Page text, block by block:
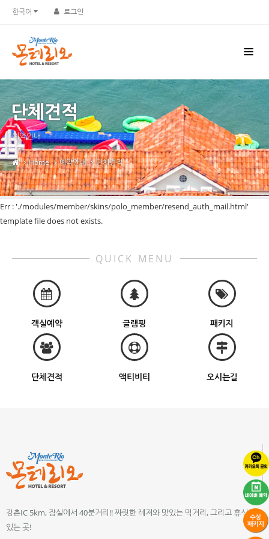
한국어 로그인
단체견적
예약안내
Home 예약안내 단체견적
Err : './modules/member/skins/polo_member/resend_auth_mail.html'
template file does not exists.
QUICK MENU
객실예약 글램핑 패키지
단체견적 액티비티 오시는길
강촌IC 5km, 잠실에서 40분거리!! 짜릿한 레져와 맛있는 먹거리, 그리고 휴식이
있는 곳!